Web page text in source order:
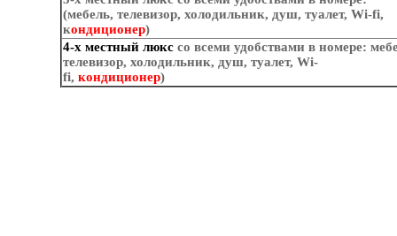
(мебель, телевизор, холодильник, душ, туалет, Wi-fi,
кондиционер)
4-х местный люкс со всеми удобствами в номере:
телевизор, холодильник, душ, туалет, Wi-
fi, кондиционер)